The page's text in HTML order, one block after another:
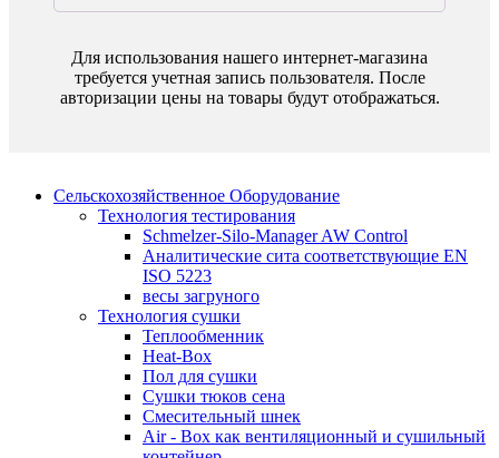
Для использования нашего интернет-магазина
требуется учетная запись пользователя. После
авторизации цены на товары будут отображаться.
Сельскохозяйственное Оборудование
Технология тестирования
Schmelzer-Silo-Manager AW Control
Аналитические сита соответствующие EN
ISO 5223
весы загруного
Технология сушки
Теплообменник
Heat-Box
Пол для сушки
Cушки тюков сена
Смесительный шнек
Air - Box как вентиляционный и сушильный